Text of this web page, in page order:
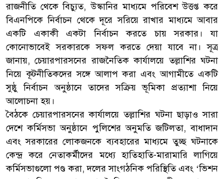
রাজনীতি থেকে বিচ্যুত, উস্কানির মাধ্যমে পরিবেশ উত্তপ্ত করে
বিএনপিকে নির্বাচন থেকে দূরে সরিয়ে রাখার মাধ্যমে আবার
একটি একাকী একটা নির্বাচন করতে চায় সরকার। যা
কোনোভাবেই সরকারকে সফল করতে দেয়া যাবে না। সূত্র
জানায়, চেয়ারপারসনের রাজনৈতিক কার্যালয়ে তল্লাশির ঘটনা
নিয়ে কূটনীতিকদের সঙ্গে আলাপ করা এবং আগামীতে একটি
সুষ্ঠু নির্বাচন অনুষ্ঠানে তাদের সক্রিয় ভূমিকা প্রত্যাশা নিয়ে
আলোচনা হয়।
বৈঠকে চেয়ারপারসনের কার্যালয়ে তল্লাশির ঘটনা ছাড়াও সারা
দেশে কর্মিসভা অনুষ্ঠানে পুলিশের অনুমতি জটিলতা, বাধাদান
এবং সরকারের লোকজনকে ব্যবহারের মাধ্যমে তুচ্ছ ঘটনাকে
কেন্দ্র করে নেতাকর্মীদের মধ্যে হাতিহাতি-মারামারি লাগিয়ে
কর্মিসভাগুলো পণ্ড করা, দলের সাংগঠনিক পরিস্থিতি এবং ‘ভিশন